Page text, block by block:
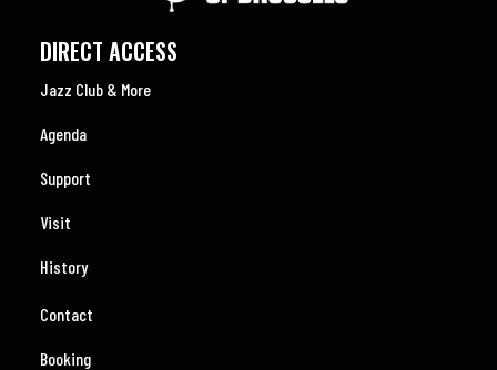
DIRECT ACCESS
Jazz Club & More
Agenda
Support
Visit
History
Contact
Booking